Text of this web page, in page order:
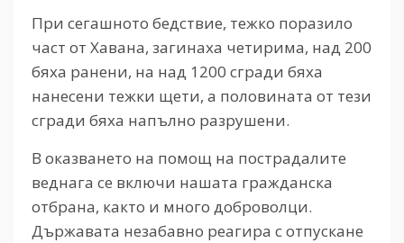
При сегашното бедствие, тежко поразило
част от Хавана, загинаха четирима, над 200
бяха ранени, на над 1200 сгради бяха
нанесени тежки щети, а половината от тези
сгради бяха напълно разрушени.
В оказването на помощ на пострадалите
веднага се включи нашата гражданска
отбрана, както и много доброволци.
Държавата незабавно реагира с отпускане